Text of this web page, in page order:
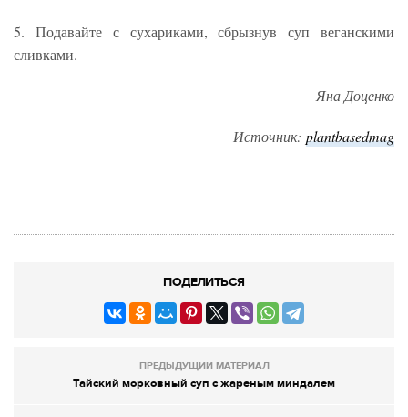
5. Подавайте с сухариками, сбрызнув суп веганскими
сливками.
Яна Доценко
Источник: plantbasedmag
ПОДЕЛИТЬСЯ
ПРЕДЫДУЩИЙ МАТЕРИАЛ
Тайский морковный суп с жареным миндалем